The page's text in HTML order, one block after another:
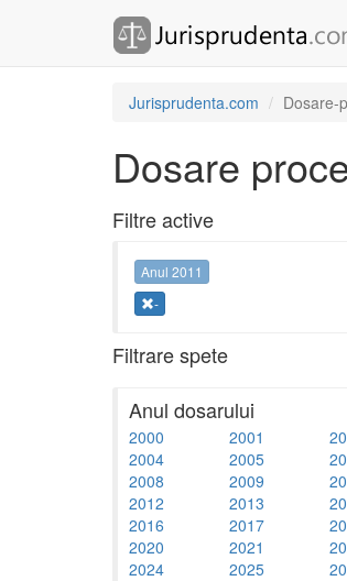
Jurisprudenta.com Dosare-
Dosare
Filtre active
Anul 2011
-
Filtrare spete
Anul dosarului
2000 2001
2004
2005
2008
2009
2012
2013
2016
2017
2020
2021
2024
2025